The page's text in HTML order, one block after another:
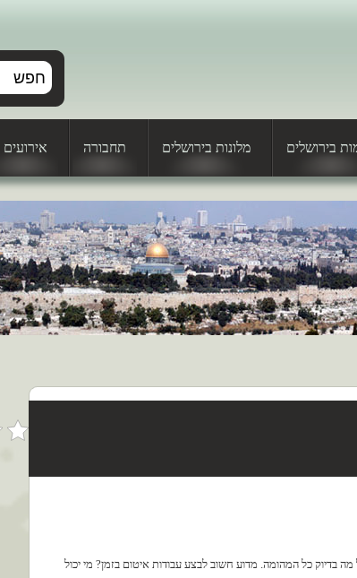
בירושלים מלונות בירושלים תחבורה אירועים
בדיוק כל המהומה. מדוע חשוב לבצע עבודות איטום בזמן? מי יכול